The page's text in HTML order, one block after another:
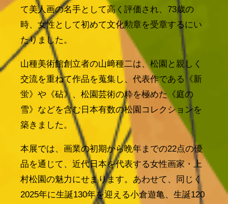
て美人画の名手として高く評価され、73歳の
時、女性として初めて文化勲章を受章するにい
たりました。
山種美術館創立者の山﨑種二は、松園と親しく
交流を重ねて作品を蒐集し、代表作である《新
蛍》や《砧》、松園芸術の粋を極めた《庭の
雪》などを含む日本有数の松園コレクションを
築きました。
本展では、画業の初期から晩年までの22点の優
品を通じて、近代日本を代表する女性画家・上
村松園の魅力にせまります。あわせて、同じく
2025年に生誕130年を迎える小倉遊亀、生誕120